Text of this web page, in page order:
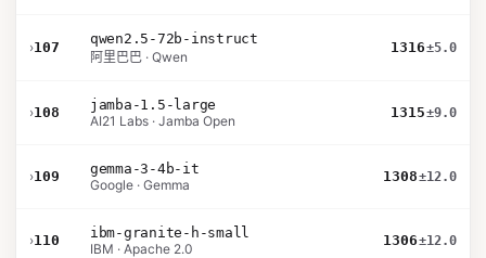
›107
qwen2.5-72b-instruct
阿里巴巴 · Qwen
1316±5.0
›108
jamba-1.5-large
AI21 Labs · Jamba Open
1315±9.0
›109
gemma-3-4b-it
Google · Gemma
1308±12.0
›110
ibm-granite-h-small
IBM · Apache 2.0
1306±12.0